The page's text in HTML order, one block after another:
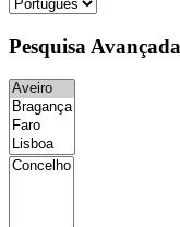
Pesquisa Avançada